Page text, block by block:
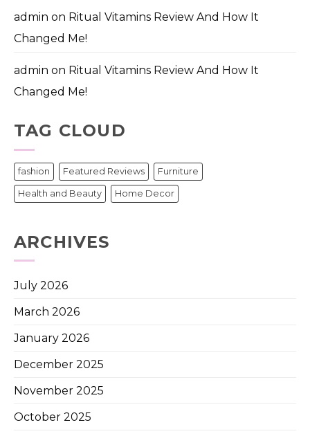
admin on Ritual Vitamins Review And How It
Changed Me!
admin on Ritual Vitamins Review And How It
Changed Me!
TAG CLOUD
fashion Featured Reviews Furniture
Health and Beauty Home Decor
ARCHIVES
July 2026
March 2026
January 2026
December 2025
November 2025
October 2025